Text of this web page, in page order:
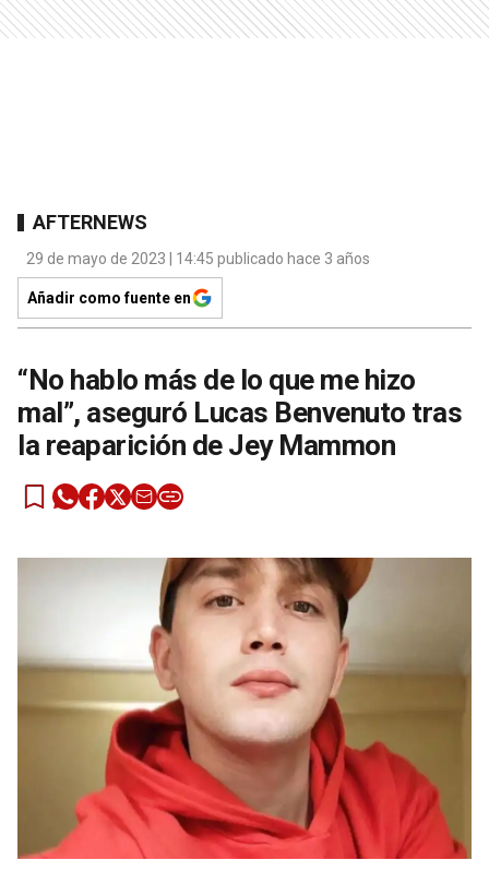
AFTERNEWS
29 de mayo de 2023 | 14:45 publicado hace 3 años
Añadir como fuente en
“No hablo más de lo que me hizo
mal”, aseguró Lucas Benvenuto tras
la reaparición de Jey Mammon